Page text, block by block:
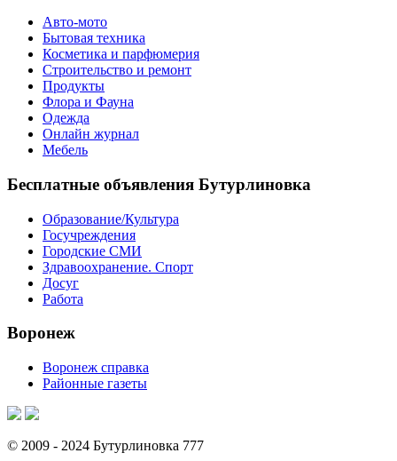
Авто-мото
Бытовая техника
Косметика и парфюмерия
Строительство и ремонт
Продукты
Флора и Фауна
Одежда
Онлайн журнал
Мебель
Бесплатные объявления Бутурлиновка
Образование/Культура
Госучреждения
Городские СМИ
Здравоохранение. Спорт
Досуг
Работа
Воронеж
Воронеж справка
Районные газеты
© 2009 - 2024 Бутурлиновка 777